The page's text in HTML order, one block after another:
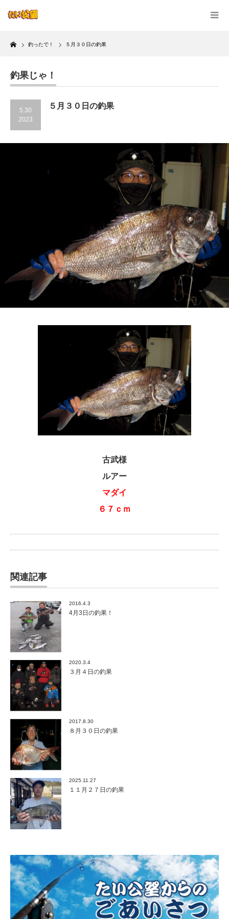
Home
釣ったで！ ５月３０日の釣果
釣果じゃ！
5.30
2023
５月３０日の釣果
古武様
ルアー
マダイ
６７ｃｍ
関連記事
2016.4.3
4月3日の釣果！
2020.3.4
３月４日の釣果
2017.8.30
８月３０日の釣果
2025.11.27
１１月２７日の釣果